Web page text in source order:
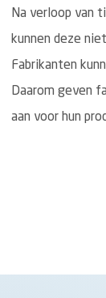
Na verloop van
kunnen deze
Fabrikanten
Daarom geven
aan voor hun